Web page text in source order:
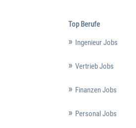
Top Berufe
Ingenieur Jobs
Vertrieb Jobs
Finanzen Jobs
Personal Jobs